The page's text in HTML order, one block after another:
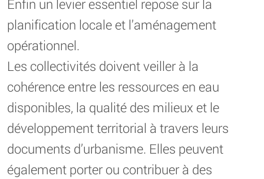
Enfin un levier essentiel repose sur la
planification locale et l’aménagement
opérationnel.
Les collectivités doivent veiller à la
cohérence entre les ressources en eau
disponibles, la qualité des milieux et le
développement territorial à travers leurs
documents d’urbanisme. Elles peuvent
également porter ou contribuer à des